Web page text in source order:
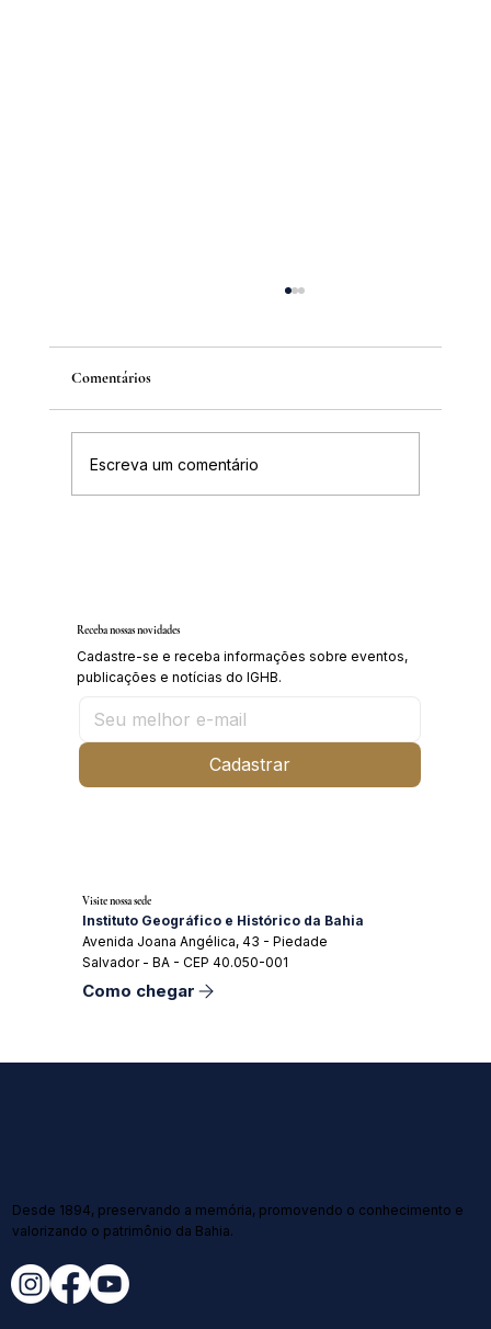
Comentários
Escreva um comentário
Receba nossas novidades
Cadastre-se e receba informações sobre eventos,
publicações e notícias do IGHB.
Cadastrar
Visite nossa sede
Instituto Geográfico e Histórico da Bahia
Avenida Joana Angélica, 43 - Piedade
Salvador - BA - CEP 40.050-001
Como chegar
Desde 1894, preservando a memória, promovendo o conhecimento e
valorizando o patrimônio da Bahia.